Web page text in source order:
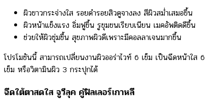
ผิวขาวกระจ่างใส รอยดำรอยสิวดูจางลง สีผิวสม่ำเสมอขึ้น
ผิวหน้าแข็งแรง อิ่มฟูขึ้น รูขุมขนเรียบเนียน เมคอัพติดดีขึ้น
ช่วยให้ผิวชุ่มชื้น สุขภาพผิวดีเพราะมีคอลลาเจนมากขึ้น
โปรโมชันนี้ สามารถเปลี่ยนงานผิวออร่าไวท์ 6 เข็ม เป็นฉีดหน้าใส 6
เข็ม หรือวิตามินผิว 3 กระปุกได้
ฉีดใต้ตาสดใส จูวีลุค คู่ฟิลเลอร์เกาหลี